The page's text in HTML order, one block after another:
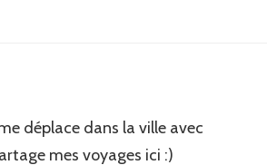
déplace dans la ville avec
mes voyages ici :)